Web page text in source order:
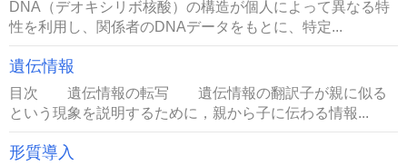
DNA（デオキシリボ核酸）の構造が個人によって異なる特
性を利用し、関係者のDNAデータをもとに、特定...
遺伝情報
目次 遺伝情報の転写 遺伝情報の翻訳子が親に似る
という現象を説明するために，親から子に伝わる情報...
形質導入